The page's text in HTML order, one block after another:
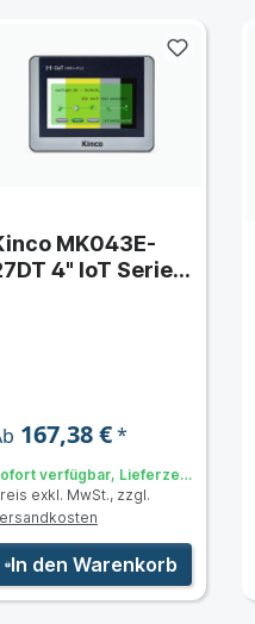
MK043E-
4" IoT Series
167,38 €*
verfügbar, Lieferzeit:
bis 5 Tage
exkl. MwSt., zzgl.
In den Warenkorb